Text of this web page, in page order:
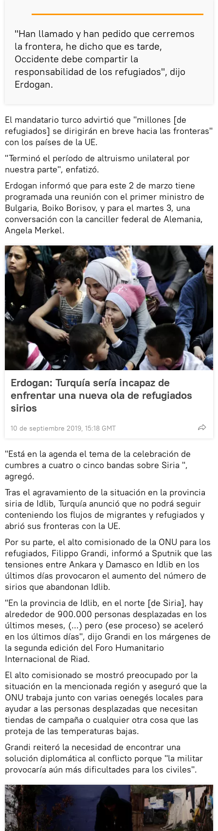
"Han llamado y han pedido que cerremos
la frontera, he dicho que es tarde,
Occidente debe compartir la
responsabilidad de los refugiados", dijo
Erdogan.
El mandatario turco advirtió que "millones [de
refugiados] se dirigirán en breve hacia las fronteras"
con los países de la UE.
"Terminó el período de altruismo unilateral por
nuestra parte", enfatizó.
Erdogan informó que para este 2 de marzo tiene
programada una reunión con el primer ministro de
Bulgaria, Boiko Borisov, y para el martes 3, una
conversación con la canciller federal de Alemania,
Angela Merkel.
Erdogan: Turquía sería incapaz de
enfrentar una nueva ola de refugiados
sirios
10 de septiembre 2019, 15:18 GMT
"Está en la agenda el tema de la celebración de
cumbres a cuatro o cinco bandas sobre Siria ",
agregó.
Tras el agravamiento de la situación en la provincia
siria de Idlib, Turquía anunció que no podrá seguir
conteniendo los flujos de migrantes y refugiados y
abrió sus fronteras con la UE.
Por su parte, el alto comisionado de la ONU para los
refugiados, Filippo Grandi, informó a Sputnik que las
tensiones entre Ankara y Damasco en Idlib en los
últimos días provocaron el aumento del número de
sirios que abandonan Idlib.
"En la provincia de Idlib, en el norte [de Siria], hay
alrededor de 900.000 personas desplazadas en los
últimos meses, (...) pero (ese proceso) se aceleró
en los últimos días", dijo Grandi en los márgenes de
la segunda edición del Foro Humanitario
Internacional de Riad.
El alto comisionado se mostró preocupado por la
situación en la mencionada región y aseguró que la
ONU trabaja junto con varias oenegés locales para
ayudar a las personas desplazadas que necesitan
tiendas de campaña o cualquier otra cosa que las
proteja de las temperaturas bajas.
Grandi reiteró la necesidad de encontrar una
solución diplomática al conflicto porque "la militar
provocaría aún más dificultades para los civiles".